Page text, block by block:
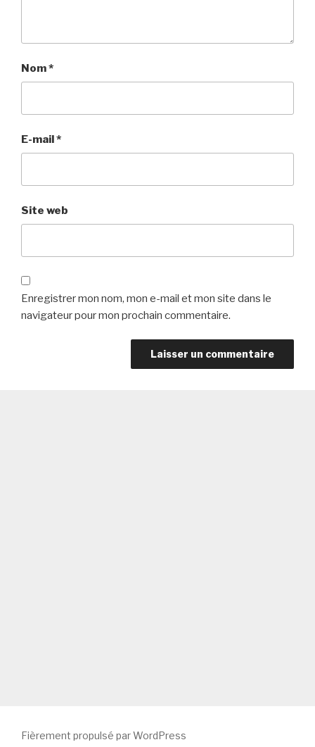
Nom*
E-mail*
Site web
Enregistrer mon nom, mon e-mail et mon site dans le
navigateur pour mon prochain commentaire.
Fièrement propulsé par WordPress